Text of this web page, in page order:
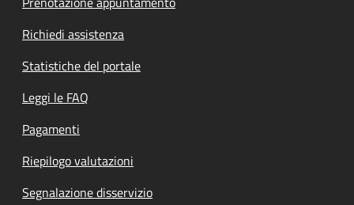
Richiedi assistenza
Statistiche del portale
Leggi le FAQ
Pagamenti
Riepilogo valutazioni
Segnalazione disservizio